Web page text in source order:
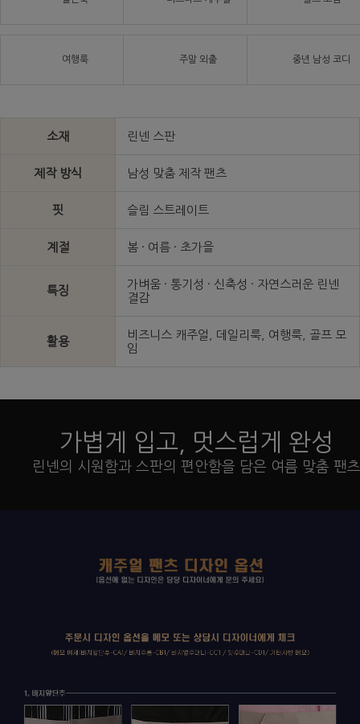
여행룩 주말 외출 중년 남성 코디
소재 린넨 스판
제작 방식 남성 맞춤 제작 팬츠
핏 슬림 스트레이트
계절 봄 · 여름 · 초가을
특징
가벼움 · 통기성 · 신축성 · 자연스러운 린넨
결감
활용
비즈니스 캐주얼, 데일리룩, 여행룩, 골프 모
임
가볍게 입고, 멋스럽게 완성
린넨의 시원함과 스판의 편안함을 담은 여름 맞춤 팬츠